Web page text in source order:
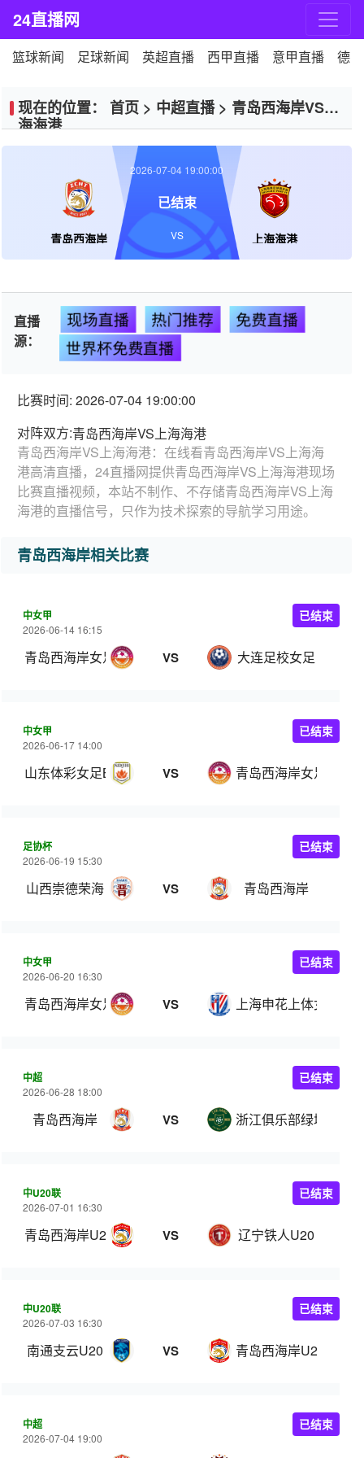
24直播网
篮球新闻 足球新闻 英超直播 西甲直播 意甲直播 德
现在的位置： 首页 > 中超直播> 青岛西海岸VS上
海海港
青岛西海岸 上海海港
2026-07-04 19:00:00
已结束
VS
直播
源：
现场直播 热门推荐
免费直播
世界杯免费直播
比赛时间: 2026-07-04 19:00:00
对阵双方:青岛西海岸VS上海海港
青岛西海岸VS上海海港：在线看青岛西海岸VS上海海
港高清直播，24直播网提供青岛西海岸VS上海海港现场
比赛直播视频，本站不制作、不存储青岛西海岸VS上海
海港的直播信号，只作为技术探索的导航学习用途。
青岛西海岸相关比赛
中女甲
2026-06-14 16:15
青岛西海岸女足 VS 大连足校女足
已结束
中女甲
2026-06-17 14:00
山东体彩女足B队 VS 青岛西海岸女足
已结束
足协杯
2026-06-19 15:30
山西崇德荣海 VS 青岛西海岸
已结束
中女甲
2026-06-20 16:30
青岛西海岸女足 VS 上海申花上体女足
已结束
中超
2026-06-28 18:00
青岛西海岸 VS 浙江俱乐部绿城
已结束
中U20联
2026-07-01 16:30
青岛西海岸U20 VS 辽宁铁人U20
已结束
中U20联
2026-07-03 16:30
南通支云U20 VS 青岛西海岸U20
已结束
中超
2026-07-04 19:00
已结束